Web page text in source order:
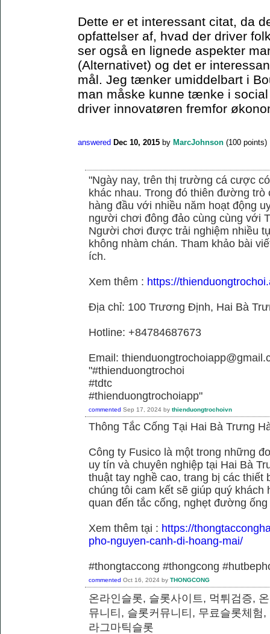
Dette er et interessant citat, da
opfattelser af, hvad der driver
ser også en lignede aspekter
(Alternativet) og det er
mål. Jeg tænker umiddelbart i
man måske kunne tænke i
driver innovatøren fremfor
answered Dec 10, 2015 by MarcJohnson (100 points)
"Ngày nay, trên thị trường cá cược
khác nhau. Trong đó thiên đường
hàng đầu với nhiều năm hoạt động
người chơi đông đảo cùng cùng với
Người chơi được trải nghiệm nhiều
không nhàm chán. Tham khảo bài
ích.
Xem thêm : https://
Địa chỉ: 100 Trương Định, Hai Bà
Hotline: +84784687673
Email:
"#thienduongtrochoi
#tdtc
#thienduongtrochoiapp"
commented Sep 17, 2024 by thienduongtrochoivn
Thông Tắc Cống Tại Hai Bà Trưng
Công ty Fusico là một trong những
uy tín và chuyên nghiệp tại Hai Bà
thuật tay nghề cao, trang bị các thiết
chúng tôi cam kết sẽ giúp quý
quan đến tắc cống, nghẹt đường
Xem thêm tại : https://
pho-nguyen-canh-di-hoang-mai/
#thongtaccong #thongcong
commented Oct 16, 2024 by THONGCONG
온라인슬롯, 슬롯사이트, 먹튀검증,
뮤니티, 슬롯커뮤니티, 무료슬롯체험
라그마틱슬롯